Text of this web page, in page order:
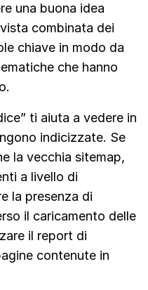
una buona idea
combinata dei
chiave in modo da
che hanno
ti aiuta a vedere in
indicizzate. Se
la vecchia sitemap,
a livello di
la presenza di
il caricamento delle
il report di
contenute in